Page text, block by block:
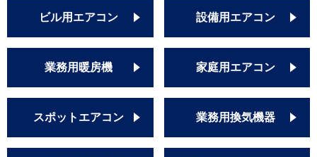
ビル用エアコン 設備用エアコン
業務用暖房機 家庭用エアコン
スポットエアコン 業務用換気機器